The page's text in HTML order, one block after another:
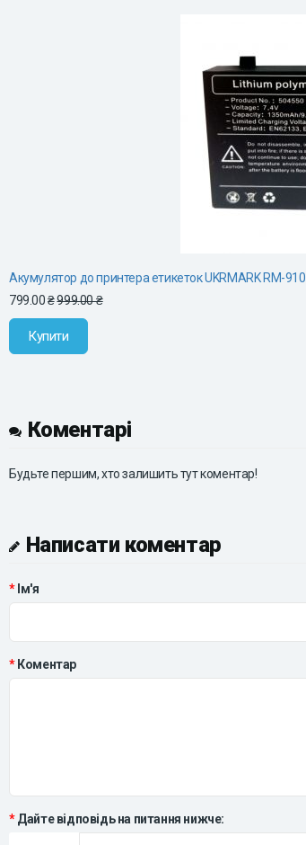
Акумулятор до принтера етикеток UKRMARK RM-910
799.00 ₴999.00 ₴
Купити
Коментарі
Будьте першим, хто залишить тут коментар!
Написати коментар
Ім'я
Коментар
Дайте відповідь на питання нижче: